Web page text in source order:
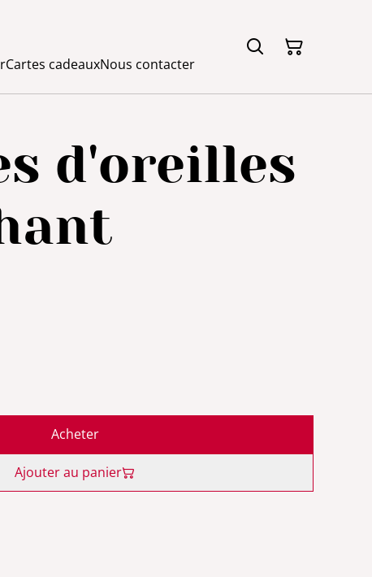
Cartes cadeauxNous contacter
d'oreilles
Acheter
Ajouter au panier